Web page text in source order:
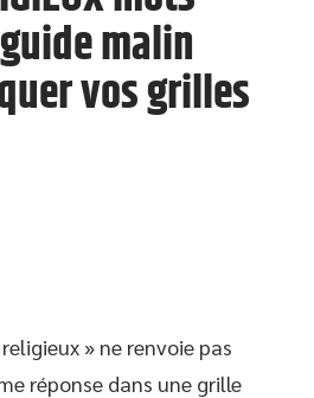
malin
vos grilles
» ne renvoie pas
réponse dans une grille